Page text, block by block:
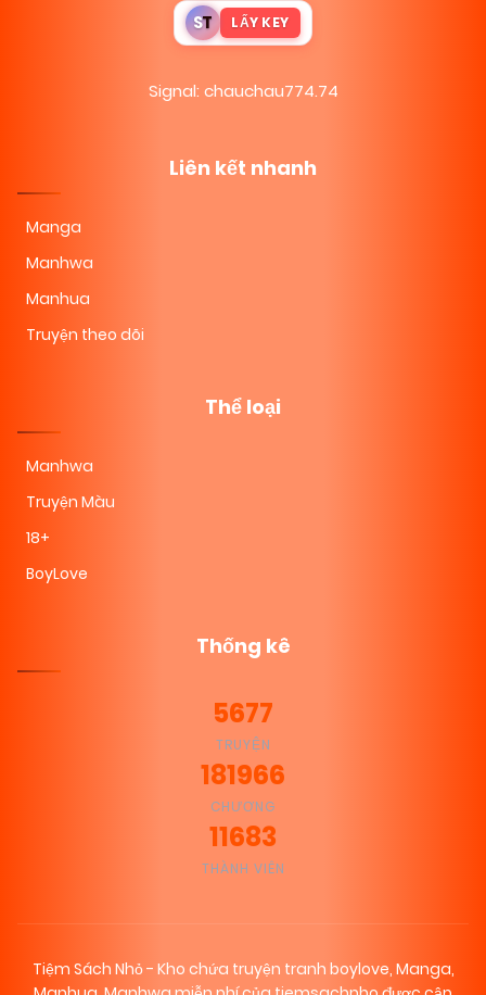
ST LẤY KEY
Signal: chauchau774.74
Liên kết nhanh
Manga
Truyện theo dõi
Thể loại
Truyện Màu
BoyLove
Thống kê
5677
TRUYỆN
181966
CHƯƠNG
11683
Tiệm Sách Nhỏ - Kho chứa truyện tranh boylove, Manga,